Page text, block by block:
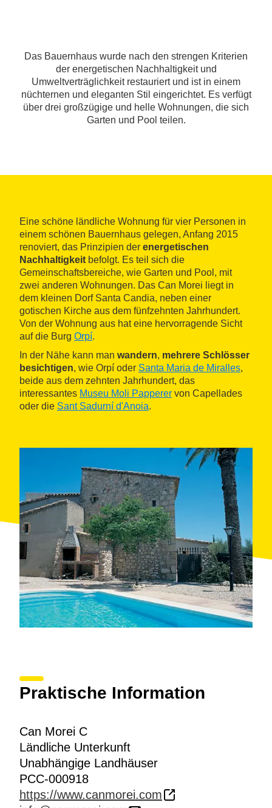
Das Bauernhaus wurde nach den strengen Kriterien
der energetischen Nachhaltigkeit und
Umweltverträglichkeit restauriert und ist in einem
nüchternen und eleganten Stil eingerichtet. Es verfügt
über drei großzügige und helle Wohnungen, die sich
Garten und Pool teilen.
Eine schöne ländliche Wohnung für vier Personen in
einem schönen Bauernhaus gelegen, Anfang 2015
renoviert, das Prinzipien der energetischen
Nachhaltigkeit befolgt. Es teil sich die
Gemeinschaftsbereiche, wie Garten und Pool, mit
zwei anderen Wohnungen. Das Can Morei liegt in
dem kleinen Dorf Santa Candia, neben einer
gotischen Kirche aus dem fünfzehnten Jahrhundert.
Von der Wohnung aus hat eine hervorragende Sicht
auf die Burg Orpí.
In der Nähe kann man wandern, mehrere Schlösser
besichtigen, wie Orpí oder Santa Maria de Miralles,
beide aus dem zehnten Jahrhundert, das
interessantes Museu Moli Papperer von Capellades
oder die Sant Sadurní d'Anoia.
Praktische Information
Can Morei C
Ländliche Unterkunft
Unabhängige Landhäuser
PCC-000918
https://www.canmorei.com